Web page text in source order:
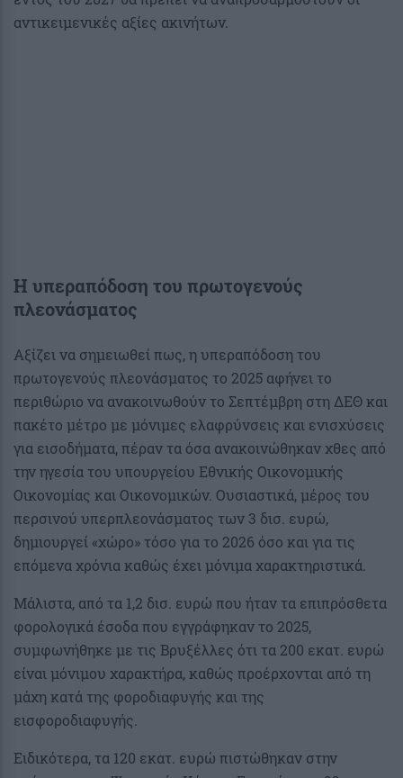
αντικειμενικές αξίες ακινήτων.
Η υπεραπόδοση του πρωτογενούς
πλεονάσματος
Αξίζει να σημειωθεί πως, η υπεραπόδοση του
πρωτογενούς πλεονάσματος το 2025 αφήνει το
περιθώριο να ανακοινωθούν το Σεπτέμβρη στη ΔΕΘ και
πακέτο μέτρο με μόνιμες ελαφρύνσεις και ενισχύσεις
για εισοδήματα, πέραν τα όσα ανακοινώθηκαν χθες από
την ηγεσία του υπουργείου Εθνικής Οικονομικής
Οικονομίας και Οικονομικών. Ουσιαστικά, μέρος του
περσινού υπερπλεονάσματος των 3 δισ. ευρώ,
δημιουργεί «χώρο» τόσο για το 2026 όσο και για τις
επόμενα χρόνια καθώς έχει μόνιμα χαρακτηριστικά.
Μάλιστα, από τα 1,2 δισ. ευρώ που ήταν τα επιπρόσθετα
φορολογικά έσοδα που εγγράφηκαν το 2025,
συμφωνήθηκε με τις Βρυξέλλες ότι τα 200 εκατ. ευρώ
είναι μόνιμου χαρακτήρα, καθώς προέρχονται από τη
μάχη κατά της φοροδιαφυγής και της
εισφοροδιαφυγής.
Ειδικότερα, τα 120 εκατ. ευρώ πιστώθηκαν στην